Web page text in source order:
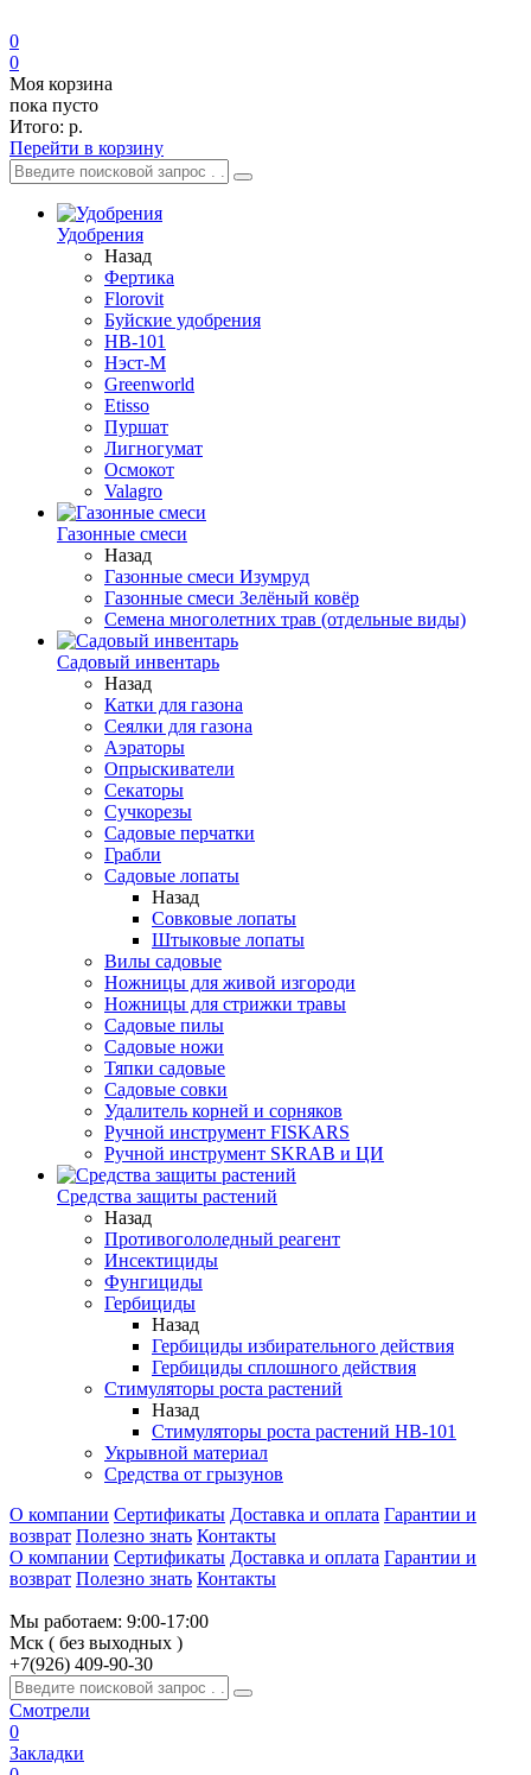
0
0
Моя корзина
пока пусто
Итого: р.
Перейти в корзину
Удобрения
Назад
Фертика
Florovit
Буйские удобрения
HB-101
Нэст-М
Greenworld
Etisso
Пуршат
Лигногумат
Осмокот
Valagro
Газонные смеси
Назад
Газонные смеси Изумруд
Газонные смеси Зелёный ковёр
Семена многолетних трав (отдельные виды)
Садовый инвентарь
Назад
Катки для газона
Сеялки для газона
Аэраторы
Опрыскиватели
Секаторы
Сучкорезы
Садовые перчатки
Грабли
Садовые лопаты
Назад
Совковые лопаты
Штыковые лопаты
Вилы садовые
Ножницы для живой изгороди
Ножницы для стрижки травы
Садовые пилы
Садовые ножи
Тяпки садовые
Садовые совки
Удалитель корней и сорняков
Ручной инструмент FISKARS
Ручной инструмент SKRAB и ЦИ
Средства защиты растений
Назад
Противогололедный реагент
Инсектициды
Фунгициды
Гербициды
Назад
Гербициды избирательного действия
Гербициды сплошного действия
Стимуляторы роста растений
Назад
Стимуляторы роста растений HB-101
Укрывной материал
Средства от грызунов
О компании Сертификаты Доставка и оплата Гарантии и
возврат Полезно знать Контакты
О компании Сертификаты Доставка и оплата Гарантии и
возврат Полезно знать Контакты
Мы работаем: 9:00-17:00
Мск ( без выходных )
+7(926) 409-90-30
Смотрели
0
Закладки